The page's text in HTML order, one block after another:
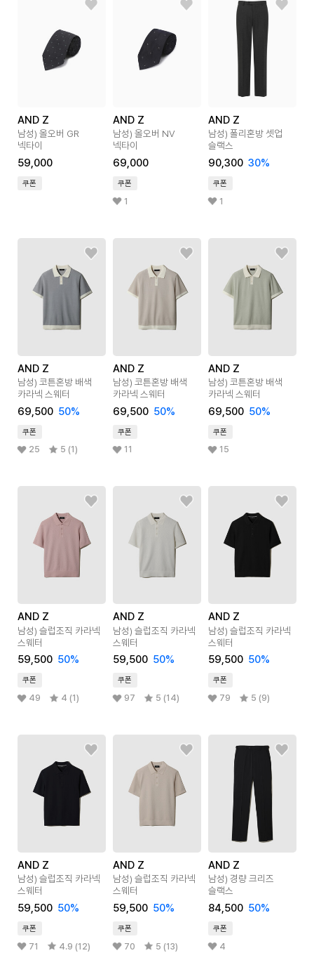
AND Z
남성) 올오버 GR
넥타이
59,000
쿠폰
AND Z
남성) 올오버 NV
넥타이
69,000
쿠폰
1
AND Z
남성) 폴리혼방 셋업
슬랙스
90,300 30%
쿠폰
1
AND Z
남성) 코튼혼방 배색
카라넥 스웨터
69,500 50%
쿠폰
25 5 (1)
AND Z
남성) 코튼혼방 배색
카라넥 스웨터
69,500 50%
쿠폰
11
AND Z
남성) 코튼혼방 배색
카라넥 스웨터
69,500 50%
쿠폰
15
AND Z
남성) 슬럽조직 카라넥
스웨터
59,500 50%
쿠폰
49 4 (1)
AND Z
남성) 슬럽조직 카라넥
스웨터
59,500 50%
쿠폰
97 5 (14)
AND Z
남성) 슬럽조직 카라넥
스웨터
59,500 50%
쿠폰
79 5 (9)
AND Z
남성) 슬럽조직 카라넥
스웨터
59,500 50%
쿠폰
71 4.9 (12)
AND Z
남성) 슬럽조직 카라넥
스웨터
59,500 50%
쿠폰
70 5 (13)
AND Z
남성) 경량 크리즈
슬랙스
84,500 50%
쿠폰
4